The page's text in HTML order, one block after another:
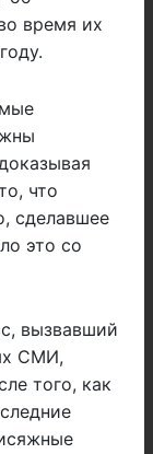
время их
что
сделавшее
это со
вызвавший
СМИ,
того, как